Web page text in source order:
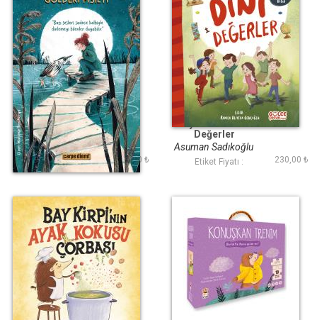
Ronnie - Göldeki
Fısıltı
Arjan Dwarshuis
Etiket Fiyatı : 250,00 ₺
Oyunlarla Dini
Değerler
Asuman Sadıkoğlu
Etiket Fiyatı : 230,00 ₺